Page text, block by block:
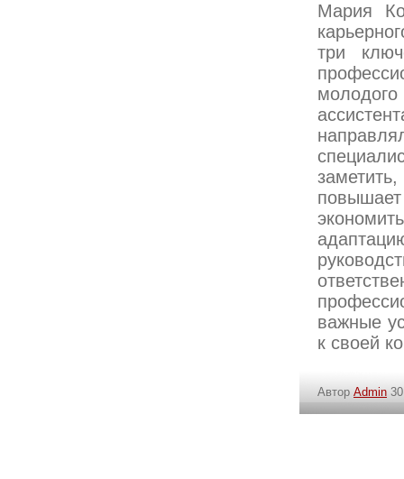
Мария
три
важные
к своей
Автор Admin